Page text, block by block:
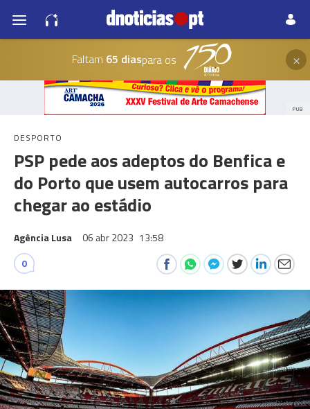
Faltam 65 diaspara os ×
PUB
DESPORTO
PSP pede aos adeptos do Benfica e
do Porto que usem autocarros para
chegar ao estádio
Agência Lusa 06 abr 2023 13:58
0